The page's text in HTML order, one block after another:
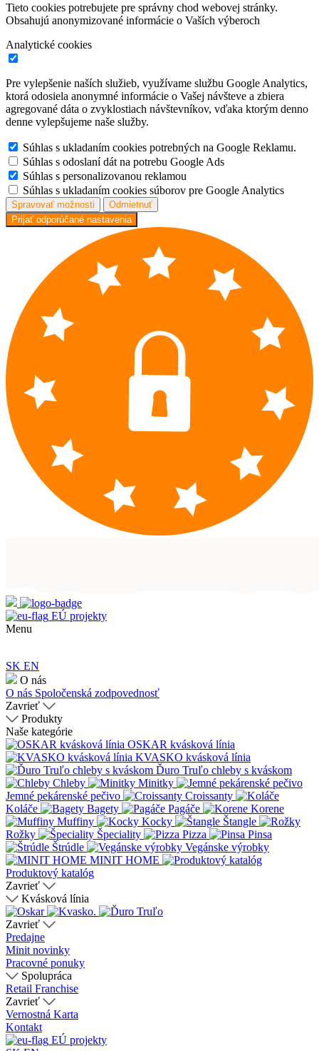
Tieto cookies potrebujete pre správny chod webovej stránky.
Obsahujú anonymizované informácie o Vaších výberoch
Analytické cookies
Pre vylepšenie naších služieb, využívame službu Google Analytics,
ktorá odosiela anonymné informácie o Vašej návšteve a zbiera
agregované dáta o zvyklostiach návštevníkov, vďaka ktorým denno
denne vylepšujeme naše služby.
Súhlas s ukladaním cookies potrebných na Google Reklamu.
Súhlas s odoslaní dát na potrebu Google Ads
Súhlas s personalizovanou reklamou
Súhlas s ukladaním cookies súborov pre Google Analytics
Spravovať možnosti
Odmietnuť
Prijať odporúčané nastavenia
EÚ projekty
Menu
SK EN
O nás
O nás Spoločenská zodpovednosť
Zavrieť
Produkty
Naše kategórie
OSKAR kvásková línia
KVASKO kvásková línia
Ďuro Truľo chleby s kváskom
Chleby
Minitky
Jemné pekárenské pečivo
Croissanty
Koláče
Bagety Pagáče
Korene
Muffiny
Kocky
Štangle
Rožky
Špeciality Pizza
Pinsa
Štrúdle
Vegánske výrobky
MINIT HOME
Produktový katalóg
Zavrieť
Kvásková línia
Zavrieť
Predajne
Minit novinky
Pracovné ponuky
Spolupráca
Retail Franchise
Zavrieť
Vernostná Karta
Kontakt
EÚ projekty